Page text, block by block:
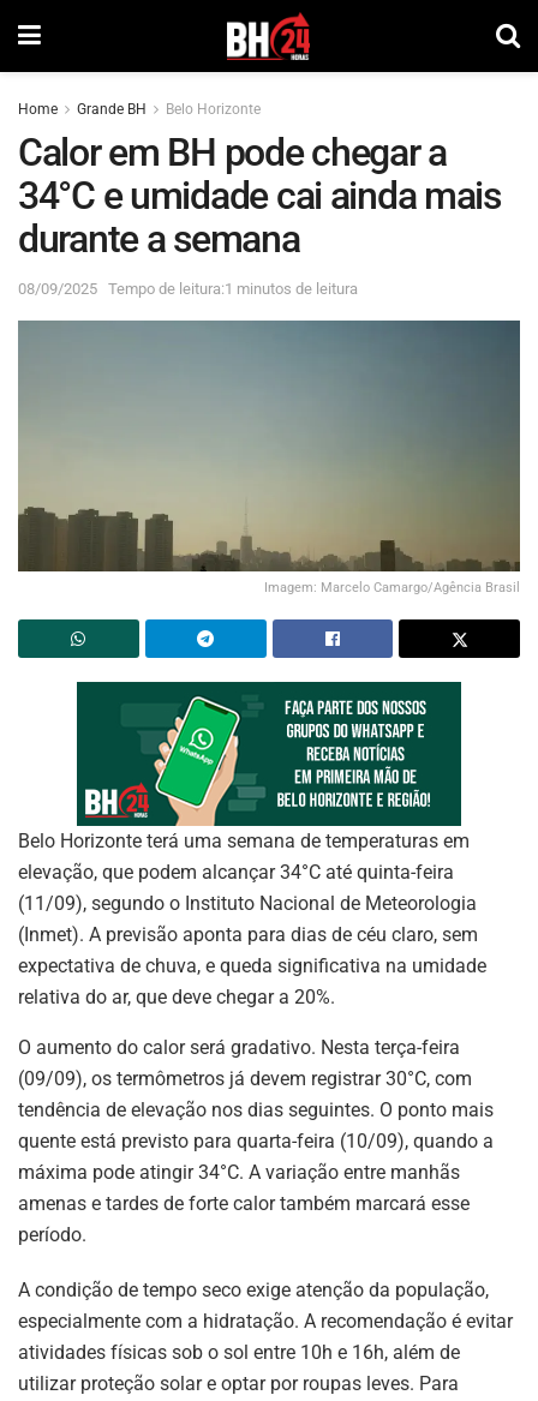
Home Grande BH Belo Horizonte
Calor em BH pode chegar a
34°C e umidade cai ainda mais
durante a semana
08/09/2025 Tempo de leitura:1 minutos de leitura
Imagem: Marcelo Camargo/Agência Brasil
Belo Horizonte terá uma semana de temperaturas em
elevação, que podem alcançar 34°C até quinta-feira
(11/09), segundo o Instituto Nacional de Meteorologia
(Inmet). A previsão aponta para dias de céu claro, sem
expectativa de chuva, e queda significativa na umidade
relativa do ar, que deve chegar a 20%.
O aumento do calor será gradativo. Nesta terça-feira
(09/09), os termômetros já devem registrar 30°C, com
tendência de elevação nos dias seguintes. O ponto mais
quente está previsto para quarta-feira (10/09), quando a
máxima pode atingir 34°C. A variação entre manhãs
amenas e tardes de forte calor também marcará esse
período.
A condição de tempo seco exige atenção da população,
especialmente com a hidratação. A recomendação é evitar
atividades físicas sob o sol entre 10h e 16h, além de
utilizar proteção solar e optar por roupas leves. Para